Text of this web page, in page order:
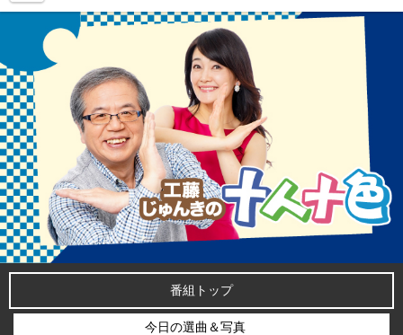
番組トップ
今日の選曲＆写真